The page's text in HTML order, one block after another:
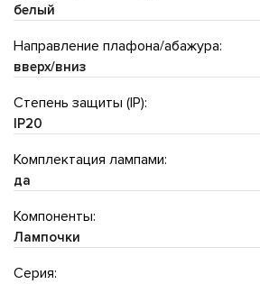
белый
Направление плафона/абажура:
вверх/вниз
Степень защиты (IP):
IP20
Комплектация лампами:
да
Компоненты:
Лампочки
Серия: